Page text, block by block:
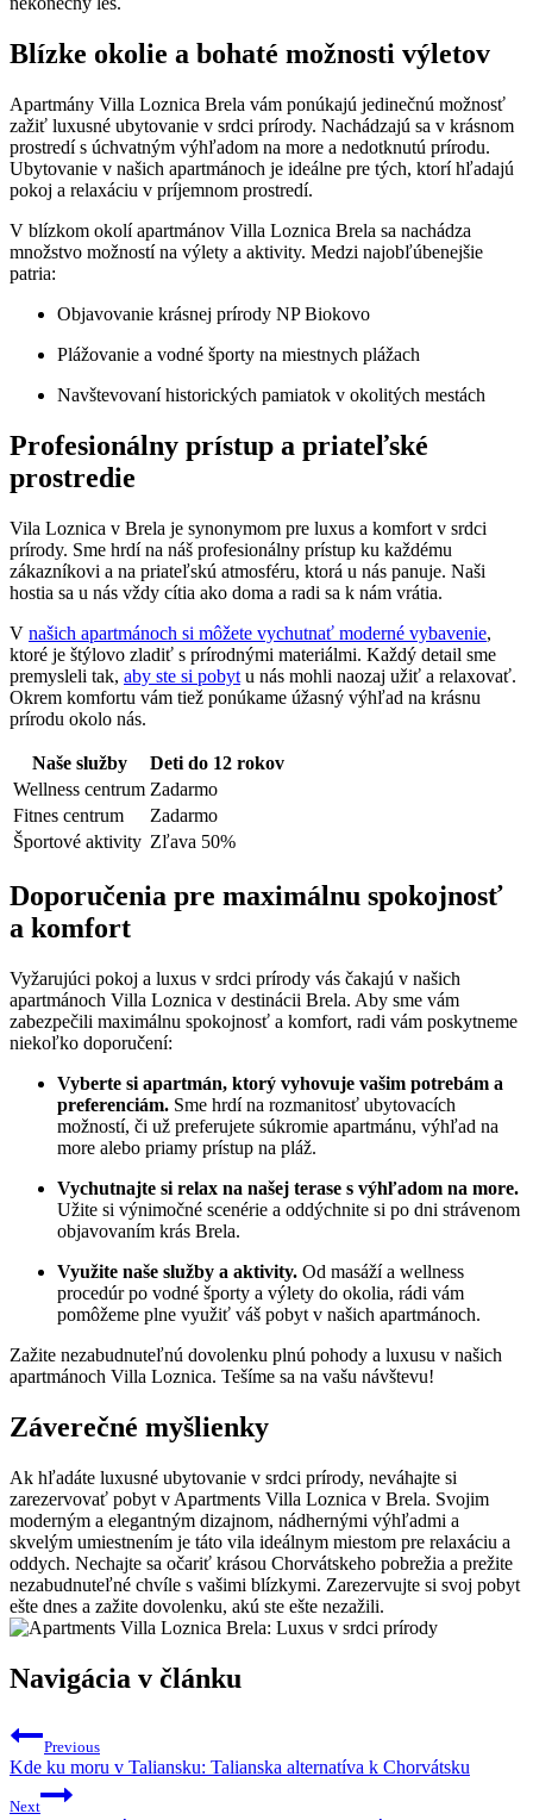
Blízke okolie a bohaté možnosti výletov
Apartmány Villa Loznica Brela vám ponúkajú jedinečnú možnosť
zažiť luxusné ubytovanie v srdci prírody. Nachádzajú sa v krásnom
prostredí s úchvatným výhľadom na more a nedotknutú prírodu.
Ubytovanie v našich apartmánoch je ideálne pre tých, ktorí hľadajú
pokoj a relaxáciu v príjemnom prostredí.
V blízkom okolí apartmánov Villa Loznica Brela sa nachádza
množstvo možností na výlety a aktivity. Medzi najobľúbenejšie
patria:
Objavovanie krásnej prírody NP Biokovo
Plážovanie a vodné športy na miestnych plážach
Navštevovaní historických pamiatok v okolitých mestách
Profesionálny prístup a priateľské
prostredie
Vila Loznica v Brela je synonymom pre luxus a komfort v srdci
prírody. Sme hrdí na náš profesionálny prístup ku každému
zákazníkovi a na priateľskú atmosféru, ktorá u nás panuje. Naši
hostia sa u nás vždy cítia ako doma a radi sa k nám vrátia.
V našich apartmánoch si môžete vychutnať moderné vybavenie,
ktoré je štýlovo zladiť s prírodnými materiálmi. Každý detail sme
premysleli tak, aby ste si pobyt u nás mohli naozaj užiť a relaxovať.
Okrem komfortu vám tiež ponúkame úžasný výhľad na krásnu
prírodu okolo nás.
Naše služby
Deti do 12 rokov
Wellness centrum Zadarmo
Fitnes centrum
Zadarmo
Športové aktivity Zľava 50%
Doporučenia pre maximálnu spokojnosť
a komfort
Vyžarujúci pokoj a luxus v srdci prírody vás čakajú v našich
apartmánoch Villa Loznica v destinácii Brela. Aby sme vám
zabezpečili maximálnu spokojnosť a komfort, radi vám poskytneme
niekoľko doporučení:
Vyberte si apartmán, ktorý vyhovuje vašim potrebám a
preferenciám. Sme hrdí na rozmanitosť ubytovacích
možností, či už preferujete súkromie apartmánu, výhľad na
more alebo priamy prístup na pláž.
Vychutnajte si relax na našej terase s výhľadom na more.
Užite si výnimočné scenérie a oddýchnite si po dni strávenom
objavovaním krás Brela.
Využite naše služby a aktivity. Od masáží a wellness
procedúr po vodné športy a výlety do okolia, rádi vám
pomôžeme plne využiť váš pobyt v našich apartmánoch.
Zažite nezabudnuteľnú dovolenku plnú pohody a luxusu v našich
apartmánoch Villa Loznica. Tešíme sa na vašu návštevu!
Záverečné myšlienky
Ak hľadáte luxusné ubytovanie v srdci prírody, neváhajte si
zarezervovať pobyt v Apartments Villa Loznica v Brela. Svojim
moderným a elegantným dizajnom, nádhernými výhľadmi a
skvelým umiestnením je táto vila ideálnym miestom pre relaxáciu a
oddych. Nechajte sa očariť krásou Chorvátskeho pobrežia a prežite
nezabudnuteľné chvíle s vašimi blízkymi. Zarezervujte si svoj pobyt
ešte dnes a zažite dovolenku, akú ste ešte nezažili.
Navigácia v článku
Previous
Kde ku moru v Taliansku: Talianska alternatíva k Chorvátsku
Next